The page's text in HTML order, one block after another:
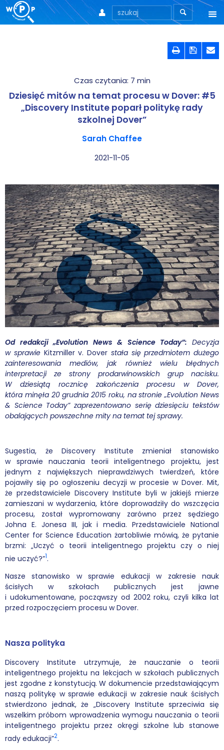

Motto
Aktualności
Teksty
Krytyka teorii ID
Wywiady
Wybór tekstów
Dla autorów
Darmowy ebook
Linki
Księgarnia
FAQ
Spis tekstów
Filmy
Wywiady i wykłady
Podcasty
Filmy
O książkach
FAQ
 
  
Dziesięć mitów na temat procesu w Dover: #5
„Discovery Institute poparł politykę rady
szkolnej Dover”
Czas czytania: 7 min
Sarah Chaffee
2021-11-05
Od redakcji „Evolution News & Science Today”: Decyzja
w sprawie Kitzmiller v. Dover stała się przedmiotem dużego
zainteresowania mediów, jak również wielu błędnych
interpretacji ze strony prodarwinowskich grup nacisku.
W dziesiątą rocznicę zakończenia procesu w Dover,
która minęła 20 grudnia 2015 roku, na stronie „Evolution News
& Science Today” zaprezentowano serię dziesięciu tekstów
obalających powszechne mity na temat tej sprawy.
Sugestia, że Discovery Institute zmieniał stanowisko
w sprawie nauczania teorii inteligentnego projektu, jest
jednym z największych nieprawdziwych twierdzeń, które
pojawiły się po ogłoszeniu decyzji w procesie w Dover. Mit,
że przedstawiciele Discovery Institute byli w jakiejś mierze
zamieszani w wydarzenia, które doprowadziły do wszczęcia
procesu, został wypromowany zarówno przez sędziego
Johna E. Jonesa III, jak i media. Przedstawiciele National
Center for Science Education żartobliwie mówią, że pytanie
brzmi: „Uczyć o teorii inteligentnego projektu czy o niej
nie uczyć?”1.
Nasze stanowisko w sprawie edukacji w zakresie nauk
ścisłych w szkołach publicznych jest jawne
i udokumentowane, począwszy od 2002 roku, czyli kilka lat
przed rozpoczęciem procesu w Dover.
Nasza polityka
Discovery Institute utrzymuje, że nauczanie o teorii
inteligentnego projektu na lekcjach w szkołach publicznych
jest zgodne z konstytucją. W dokumencie przedstawiającym
naszą politykę w sprawie edukacji w zakresie nauk ścisłych
stwierdzono jednak, że „Discovery Institute sprzeciwia się
wszelkim próbom wprowadzenia wymogu nauczania o teorii
inteligentnego projektu przez okręgi szkolne lub stanowe
rady edukacji”2.